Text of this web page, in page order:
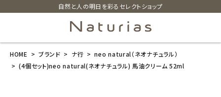
自然と人の明日を彩るセレクトショップ
search
HOME ブランド ナ行
neo natural（ネオナチュラル）
(4個セット)neo natural(ネオナチュラル) 馬油クリーム 52ml